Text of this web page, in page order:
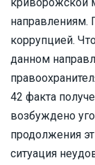
направлениям.
коррупцией.
данном
42 факта
возбуждено
продолжения
ситуация